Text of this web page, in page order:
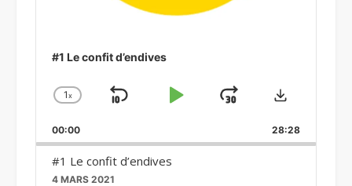
#1 Le confit d’endives
Change
Rate
1x
Skip
Play
Jump
Forward
Download
00:00 28:28
#1 Le confit d’endives
4 MARS 2021